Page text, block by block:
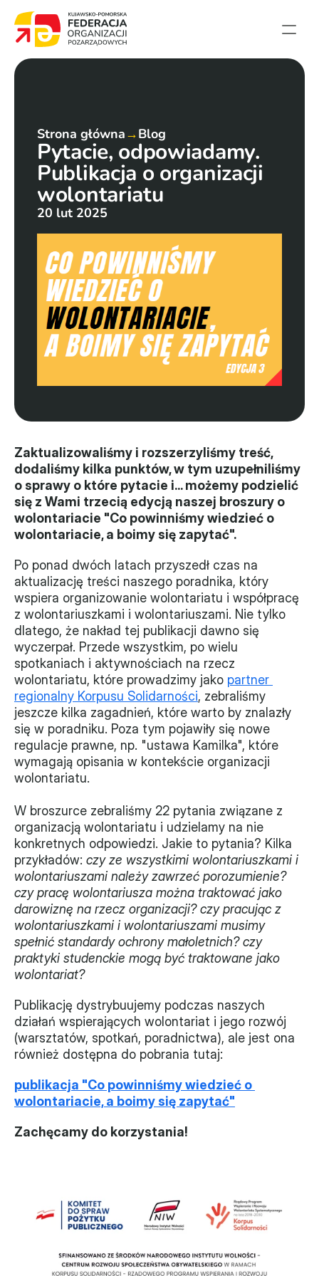
Projekty
Członkowie
English summary
Kontakt
Statut i sprawozdania
Karta zasad
Władze
Narzędzie samooceny
Projekty
XVII forum NGO
Projekt z powiatem
Przystąp
Członkostwo
Procedura
Monitorujemy
Działania z ostatnich lat
Sprawy
Forum Dobrego Prawa
Certyfikujemy
Certyfikat
Edycja 2024
Laureaci
Strona główna→Blog
Pytacie, odpowiadamy.
Publikacja o organizacji
wolontariatu
20 lut 2025
Zaktualizowaliśmy i rozszerzyliśmy treść,
dodaliśmy kilka punktów, w tym uzupełniliśmy
o sprawy o które pytacie i... możemy podzielić
się z Wami trzecią edycją naszej broszury o
wolontariacie "Co powinniśmy wiedzieć o
wolontariacie, a boimy się zapytać".
Po ponad dwóch latach przyszedł czas na
aktualizację treści naszego poradnika, który
wspiera organizowanie wolontariatu i współpracę
z wolontariuszkami i wolontariuszami. Nie tylko
dlatego, że nakład tej publikacji dawno się
wyczerpał. Przede wszystkim, po wielu
spotkaniach i aktywnościach na rzecz
wolontariatu, które prowadzimy jako partner
regionalny Korpusu Solidarności, zebraliśmy
jeszcze kilka zagadnień, które warto by znalazły
się w poradniku. Poza tym pojawiły się nowe
regulacje prawne, np. "ustawa Kamilka", które
wymagają opisania w kontekście organizacji
wolontariatu.
W broszurce zebraliśmy 22 pytania związane z
organizacją wolontariatu i udzielamy na nie
konkretnych odpowiedzi. Jakie to pytania? Kilka
przykładów: czy ze wszystkimi wolontariuszkami i
wolontariuszami należy zawrzeć porozumienie?
czy pracę wolontariusza można traktować jako
darowiznę na rzecz organizacji? czy pracując z
wolontariuszkami i wolontariuszami musimy
spełnić standardy ochrony małoletnich? czy
praktyki studenckie mogą być traktowane jako
wolontariat?
Publikację dystrybuujemy podczas naszych
działań wspierających wolontariat i jego rozwój
(warsztatów, spotkań, poradnictwa), ale jest ona
również dostępna do pobrania tutaj:
publikacja "Co powinniśmy wiedzieć o
wolontariacie, a boimy się zapytać"
Zachęcamy do korzystania!